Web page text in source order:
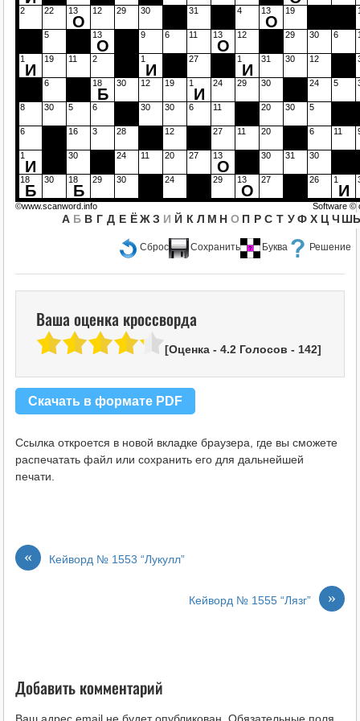
Сброс Сохранить Буква Решение
2 22 13
О
12 29 30 31 4 13
О
19
5 13
О
9 6 11 13
О
12 29 30 6
1
И
19 11 2 1
И
27 1
И
31 30 12
6 18
Б
30 12 19 1
И
24 29 30 24 5
8 30 5 6 30 30 6 11 20 30 5
6 16 3 28 12 27 11 20 6 11
1
И
30 24 11 20 27 13
О
30 31 30
18
Б
30 18
Б
29 30 24 29 13
О
27 26 1
И
А Б В Г Д Е Ё Ж З И Й К Л М Н О П Р С Т У Ф Х Ц Ч Ш
©www.scanword.info Software ©
Ваша оценка кроссворда
[Оценка - 4.2Голосов - 142]
Скачать в формате PDF
Ссылка откроется в новой вкладке браузера, где вы сможете
распечатать файл или сохранить его для дальнейшей
печати.
« Кейворд № 1553 “Лукулл”
»
Кейворд № 1555 “Лязг”
Добавить комментарий